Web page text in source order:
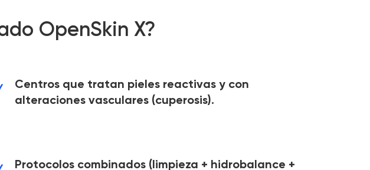
OpenSkin X?
Centros que tratan pieles reactivas y con
alteraciones vasculares (cuperosis).
Protocolos combinados (limpieza + hidrobalance +